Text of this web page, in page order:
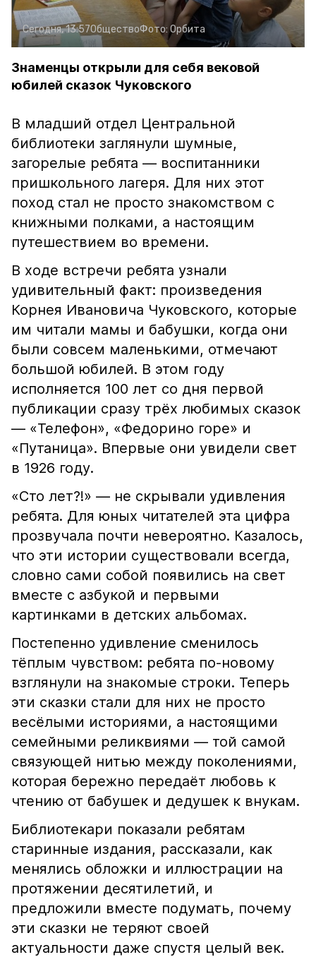
Сегодня, 13:57ОбществоФото:Орбита
Знаменцы открыли для себя вековой
юбилей сказок Чуковского
В младший отдел Центральной
библиотеки заглянули шумные,
загорелые ребята — воспитанники
пришкольного лагеря. Для них этот
поход стал не просто знакомством с
книжными полками, а настоящим
путешествием во времени.
В ходе встречи ребята узнали
удивительный факт: произведения
Корнея Ивановича Чуковского, которые
им читали мамы и бабушки, когда они
были совсем маленькими, отмечают
большой юбилей. В этом году
исполняется 100 лет со дня первой
публикации сразу трёх любимых сказок
— «Телефон», «Федорино горе» и
«Путаница». Впервые они увидели свет
в 1926 году.
«Сто лет?!» — не скрывали удивления
ребята. Для юных читателей эта цифра
прозвучала почти невероятно. Казалось,
что эти истории существовали всегда,
словно сами собой появились на свет
вместе с азбукой и первыми
картинками в детских альбомах.
Постепенно удивление сменилось
тёплым чувством: ребята по-новому
взглянули на знакомые строки. Теперь
эти сказки стали для них не просто
весёлыми историями, а настоящими
семейными реликвиями — той самой
связующей нитью между поколениями,
которая бережно передаёт любовь к
чтению от бабушек и дедушек к внукам.
Библиотекари показали ребятам
старинные издания, рассказали, как
менялись обложки и иллюстрации на
протяжении десятилетий, и
предложили вместе подумать, почему
эти сказки не теряют своей
актуальности даже спустя целый век.